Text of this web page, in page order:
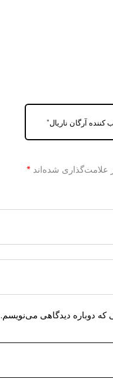
علامت‌گذاری شده‌اند *
که دوباره دیدگاهی می‌نویسم.